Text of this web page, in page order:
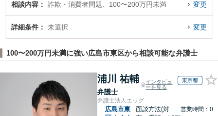
い』『100〜200万円未満の詐欺被害のトラブル解決の実績豊富な近くの弁護士
を検索したい』『初回相談無料で100〜200万円未満の詐欺被害を法律相談でき
る広島市東区内の弁護士に相談予約したい』などでお困りの相談者さんにおす
相談内容 詐欺・消費者問題、100〜200万円未満 変更
詳細条件 未選択 変更
100〜200万円未満に強い広島市東区から相談可能な弁護士
浦川 祐輔
弁護士
インタビュ
ーを見る
東京都
弁護士法人エッグ
広島市東
面談方法(対
営業時間：0